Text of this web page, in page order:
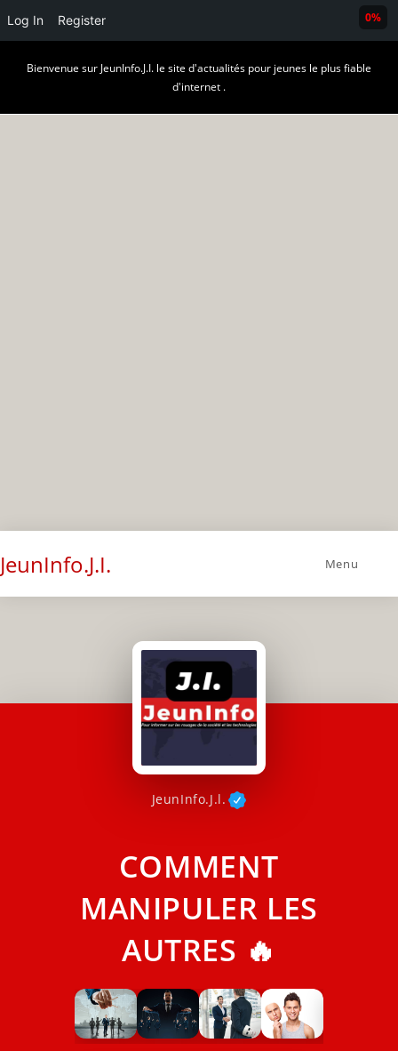
Log In Register
Bienvenue sur JeunInfo.J.I. le site d'actualités pour jeunes le plus fiable
d'internet .
JeunInfo.J.I. Menu
JeunInfo.J.l.
COMMENT
MANIPULER LES
AUTRES 🔥
0%